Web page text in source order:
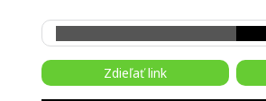
Zdieľať link